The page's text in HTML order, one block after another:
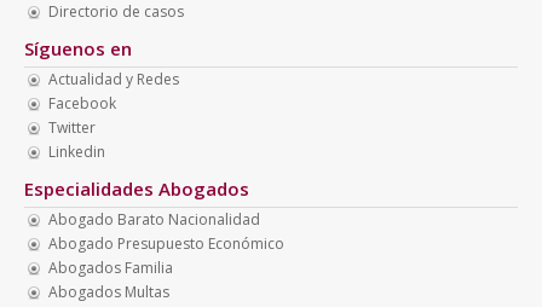
Directorio de casos
Síguenos en
Actualidad y Redes
Facebook
Twitter
Linkedin
Especialidades Abogados
Abogado Barato Nacionalidad
Abogado Presupuesto Económico
Abogados Familia
Abogados Multas